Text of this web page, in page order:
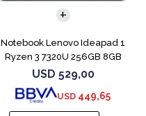
Notebook Lenovo Ideapad 1
Ryzen 3 7320U 256GB 8GB
Blue 15.6"
USD 529,00
USD 449,65